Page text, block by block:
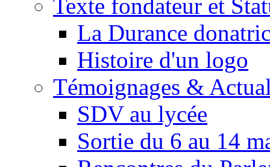
Texte fondateur et
La Durance
Histoire d'un logo
Témoignages &
SDV au lycée
Sortie du 6 au 14